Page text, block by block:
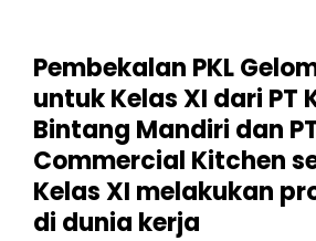
Pembekalan PKL
untuk Kelas XI dari PT
Bintang Mandiri dan
Commercial Kitchen
Kelas XI melakukan
di dunia kerja